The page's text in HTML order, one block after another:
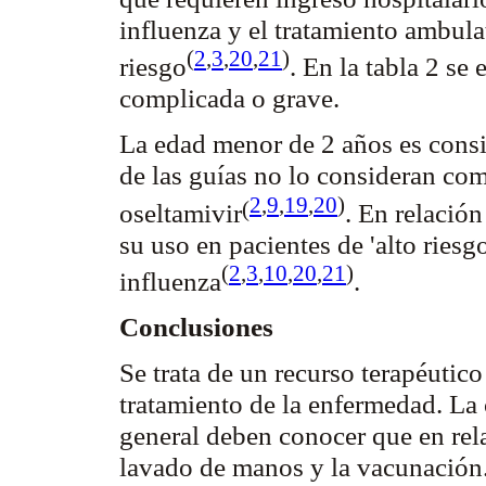
influenza y el tratamiento
riesgo(2,3,20,21). En la tabla 2 se
complicada o grave.
La edad menor de 2 años es
de las guías no lo consideran
oseltamivir(2,9,19,20). En
su uso en pacientes de 'alto
influenza(2,3,10,20,21).
Conclusiones
Se trata de un recurso
tratamiento de la enfermedad.
general deben conocer que en
lavado de manos y la